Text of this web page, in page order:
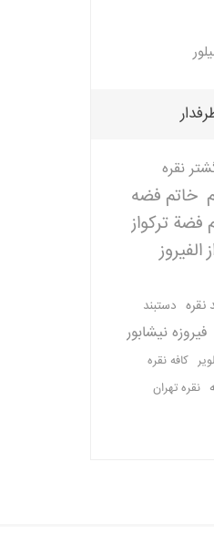
نقره
خاتم فضه
فضة تركواز
نقره دستبند
فیروزه نیشابور
کافه نقره
نقره تهران